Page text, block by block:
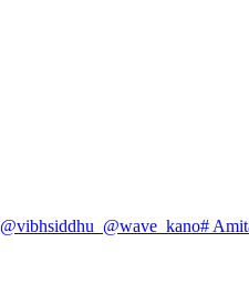
@vibhsiddhu_ @wave_kano#